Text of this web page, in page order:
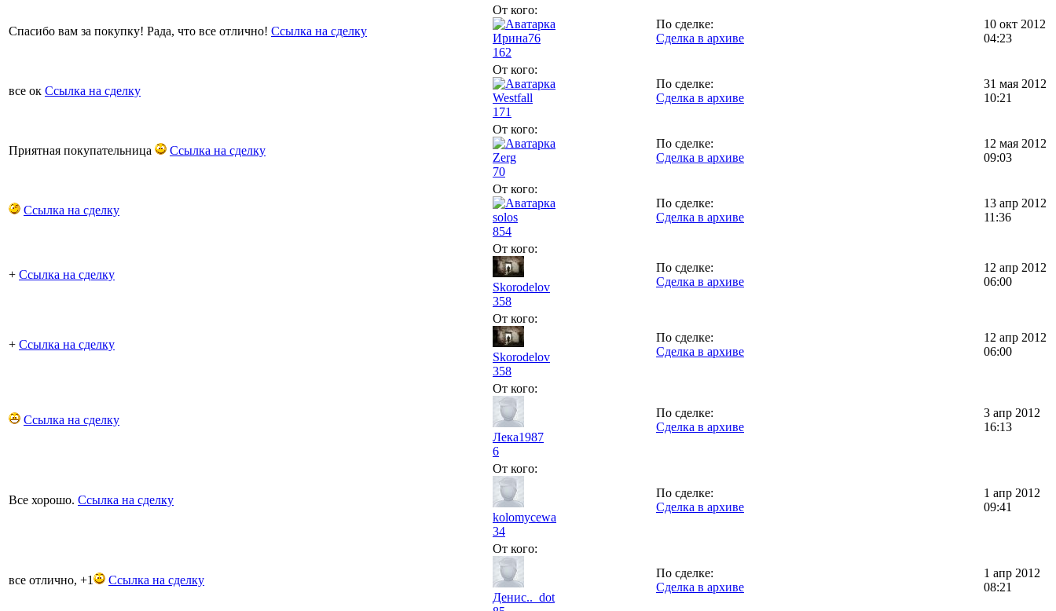
Спасибо вам за покупку! Рада, что все отлично! Ссылка на сделку
От кого:
Ирина76
162
По сделке:
Сделка в архиве
10 окт 2012
04:23
все ок Ссылка на сделку
От кого:
Westfall
171
По сделке:
Сделка в архиве
31 мая 2012
10:21
Приятная покупательница Ссылка на сделку
От кого:
Zerg
70
По сделке:
Сделка в архиве
12 мая 2012
09:03
Ссылка на сделку
От кого:
solos
854
По сделке:
Сделка в архиве
13 апр 2012
11:36
+ Ссылка на сделку
От кого:
Skorodelov
358
По сделке:
Сделка в архиве
12 апр 2012
06:00
+ Ссылка на сделку
От кого:
Skorodelov
358
По сделке:
Сделка в архиве
12 апр 2012
06:00
Ссылка на сделку
От кого:
Лека1987
6
По сделке:
Сделка в архиве
3 апр 2012
16:13
Все хорошо. Ссылка на сделку
От кого:
kolomycewa
34
По сделке:
Сделка в архиве
1 апр 2012
09:41
все отлично, +1 Ссылка на сделку
От кого:
Денис.._dot
По сделке:
Сделка в архиве
1 апр 2012
08:21